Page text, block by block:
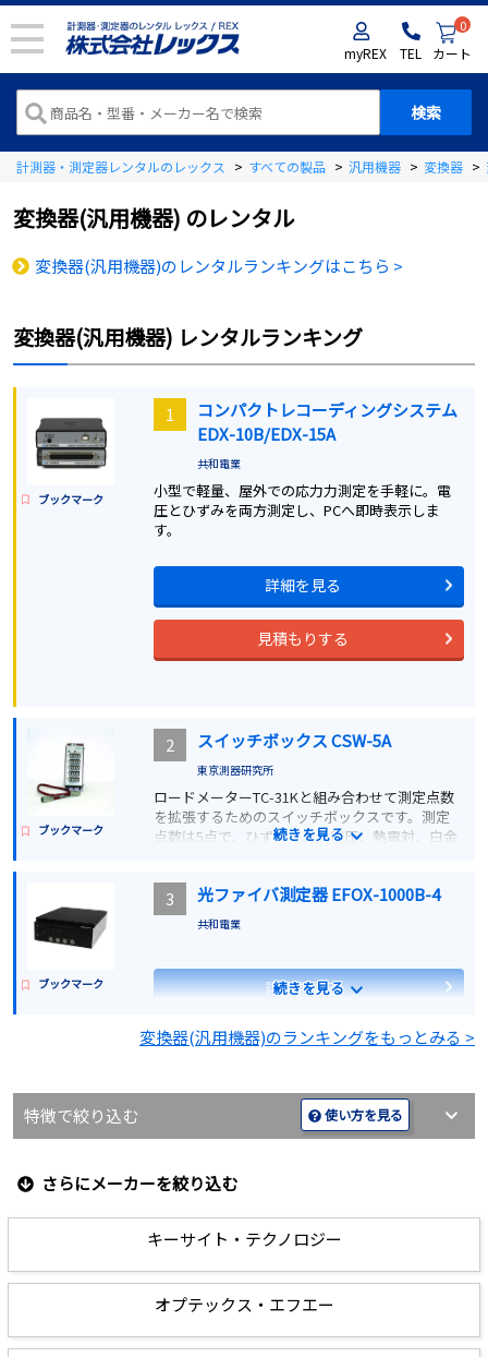
myREX TEL
0
カート
計測器・測定器レンタルのレックス > すべての製品 > 汎用機器 > 変換器 >
変換器(汎用機器) のレンタル
変換器(汎用機器)のレンタルランキングはこちら >
変換器(汎用機器) レンタルランキング
ブックマーク
1
コンパクトレコーディングシステム
EDX-10B/EDX-15A
共和電業
小型で軽量、屋外での応力力測定を手軽に。電
圧とひずみを両方測定し、PCへ即時表示しま
す。
詳細を見る
見積もりする
ブックマーク
2 スイッチボックス CSW-5A
東京測器研究所
ロードメーターTC-31Kと組み合わせて測定点数
を拡張するためのスイッチボックスです。測定
点数は5点で、ひずみ、直流電圧、熱電対、白金
タイプがあります。
続きを見る
ブックマーク
3 光ファイバ測定器 EFOX-1000B-4
共和電業
詳細を見る
見積もりする
続きを見る
変換器(汎用機器)のランキングをもっとみる >
使い方を見る
特徴で絞り込む
さらにメーカーを絞り込む
キーサイト・テクノロジー
オプテックス・エフエー